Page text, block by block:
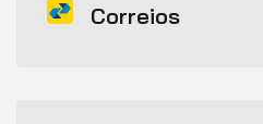
Correios